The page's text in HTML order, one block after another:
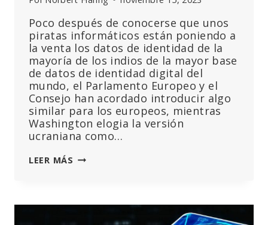
Poco después de conocerse que unos
piratas informáticos están poniendo a
la venta los datos de identidad de la
mayoría de los indios de la mayor base
de datos de identidad digital del
mundo, el Parlamento Europeo y el
Consejo han acordado introducir algo
similar para los europeos, mientras
Washington elogia la versión
ucraniana como…
LEER MÁS EL